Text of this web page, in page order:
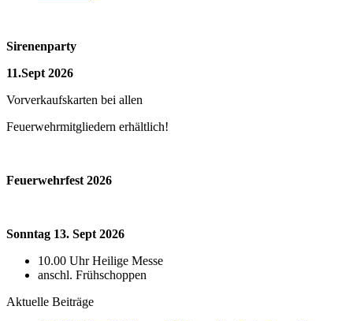
Sirenenparty
11.Sept 2026
Vorverkaufskarten bei allen
Feuerwehrmitgliedern erhältlich!
Feuerwehrfest 2026
Sonntag 13. Sept 2026
10.00 Uhr Heilige Messe
anschl. Frühschoppen
Aktuelle Beiträge